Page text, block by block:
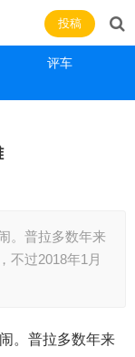
评车
投稿
。普拉多数年来
不过2018年1月
。普拉多数年来